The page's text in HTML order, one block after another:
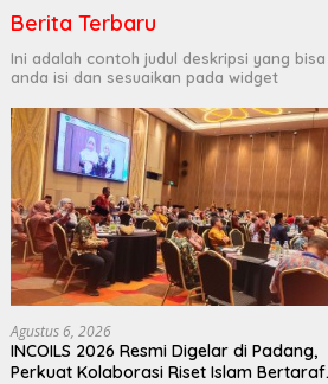
Berita Terbaru
Ini adalah contoh judul deskripsi yang bisa
anda isi dan sesuaikan pada widget
Agustus 6, 2026
INCOILS 2026 Resmi Digelar di Padang,
Perkuat Kolaborasi Riset Islam Bertaraf